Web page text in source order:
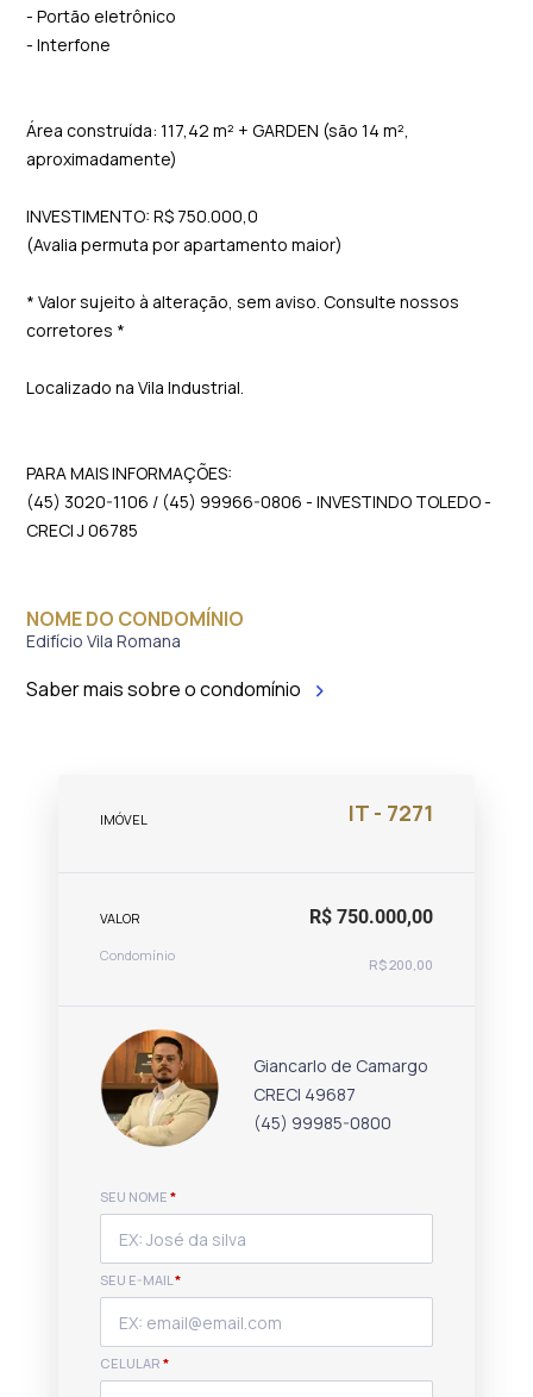
- Portão eletrônico
- Interfone
Área construída: 117,42 m² + GARDEN (são 14 m²,
aproximadamente)
INVESTIMENTO: R$ 750.000,0
(Avalia permuta por apartamento maior)
* Valor sujeito à alteração, sem aviso. Consulte nossos
corretores *
Localizado na Vila Industrial.
PARA MAIS INFORMAÇÕES:
(45) 3020-1106 / (45) 99966-0806 - INVESTINDO TOLEDO -
CRECI J 06785
NOME DO CONDOMÍNIO
Edifício Vila Romana
Saber mais sobre o condomínio
IMÓVEL IT - 7271
VALOR R$ 750.000,00
Condomínio
R$ 200,00
Giancarlo de Camargo
CRECI 49687
(45) 99985-0800
SEU NOME *
SEU E-MAIL*
CELULAR *